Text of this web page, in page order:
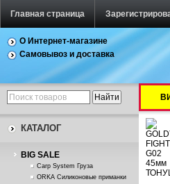
Главная страница
О Интернет-магазине
Самовывоз и доставка
КАТАЛОГ
BIG SALE
Carp System Груза
ORKA Силиконовые приманки